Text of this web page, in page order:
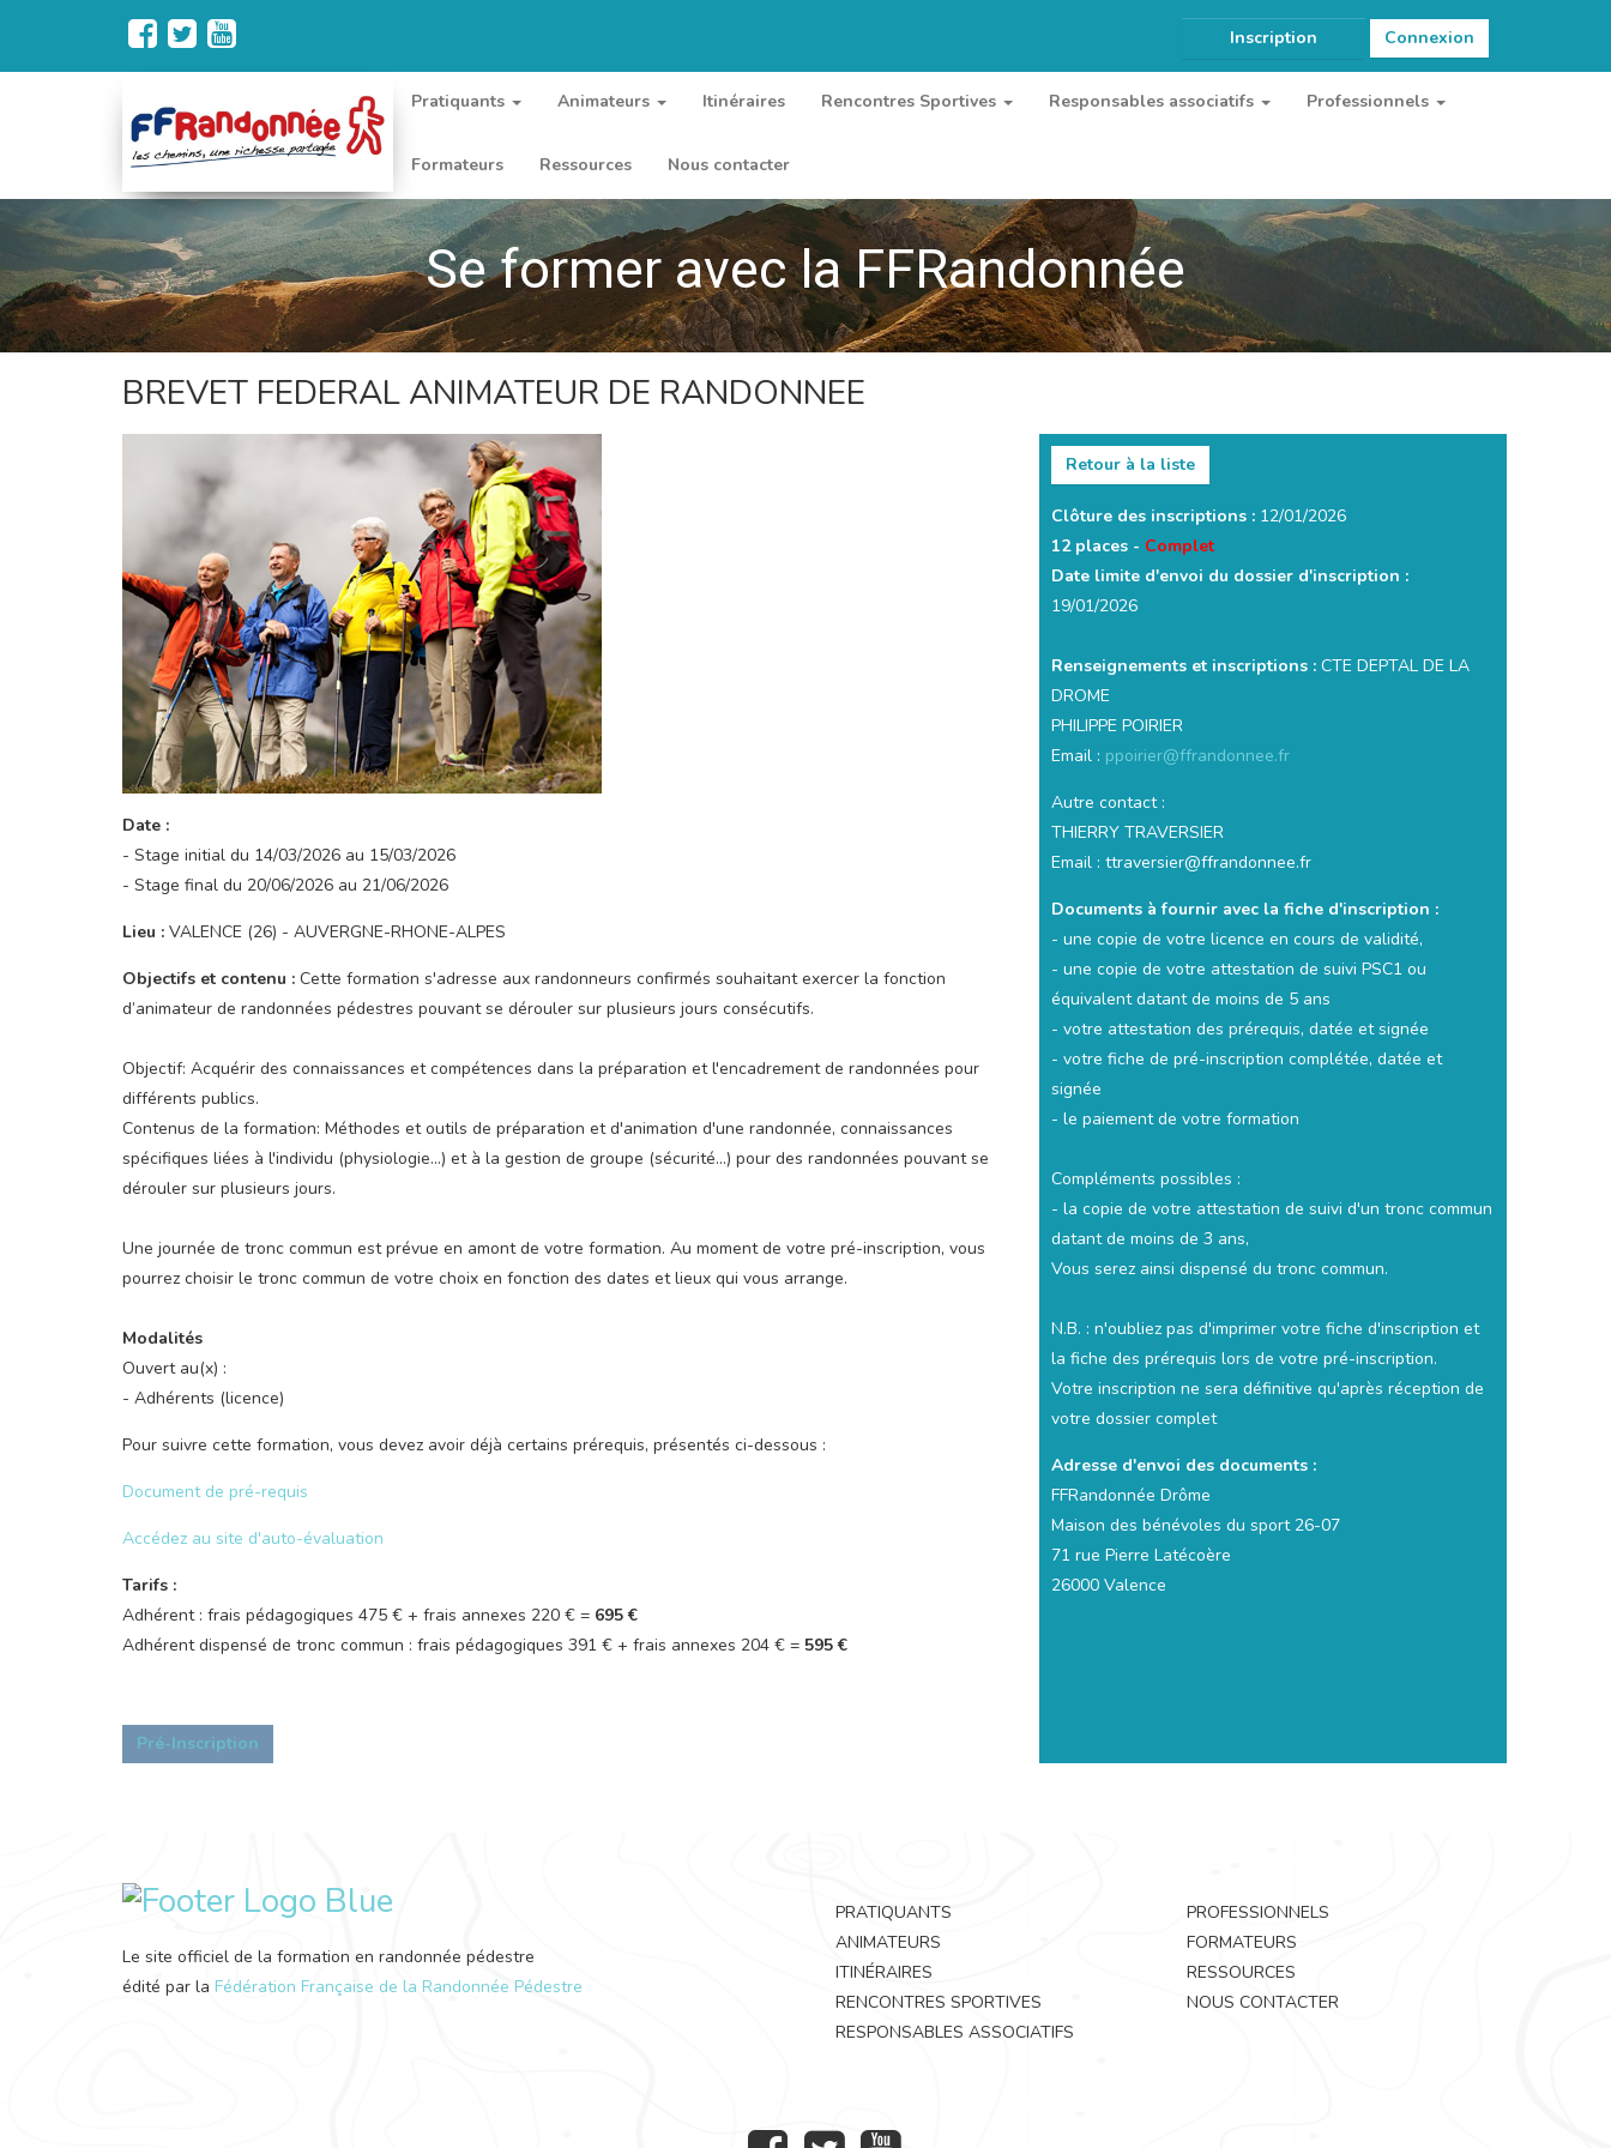
Inscription Connexion
Pratiquants Animateurs Itinéraires Rencontres Sportives Responsables associatifs Professionnels
Formateurs Ressources Nous contacter
Se former avec la FFRandonnée
BREVET FEDERAL ANIMATEUR DE RANDONNEE
Date :
- Stage initial du 14/03/2026 au 15/03/2026
- Stage final du 20/06/2026 au 21/06/2026
Lieu : VALENCE (26) - AUVERGNE-RHONE-ALPES
Objectifs et contenu : Cette formation s'adresse aux randonneurs confirmés souhaitant exercer la fonction
d’animateur de randonnées pédestres pouvant se dérouler sur plusieurs jours consécutifs.
Objectif: Acquérir des connaissances et compétences dans la préparation et l'encadrement de randonnées pour
différents publics.
Contenus de la formation: Méthodes et outils de préparation et d'animation d'une randonnée, connaissances
spécifiques liées à l'individu (physiologie...) et à la gestion de groupe (sécurité...) pour des randonnées pouvant se
dérouler sur plusieurs jours.
Une journée de tronc commun est prévue en amont de votre formation. Au moment de votre pré-inscription, vous
pourrez choisir le tronc commun de votre choix en fonction des dates et lieux qui vous arrange.
Modalités
Ouvert au(x) :
- Adhérents (licence)
Pour suivre cette formation, vous devez avoir déjà certains prérequis, présentés ci-dessous :
Document de pré-requis
Accédez au site d'auto-évaluation
Tarifs :
Adhérent : frais pédagogiques 475 € + frais annexes 220 € = 695 €
Adhérent dispensé de tronc commun : frais pédagogiques 391 € + frais annexes 204 € = 595 €
Pré-Inscription
Retour à la liste
Clôture des inscriptions : 12/01/2026
12 places - Complet
Date limite d'envoi du dossier d'inscription :
19/01/2026
Renseignements et inscriptions : CTE DEPTAL DE LA
DROME
PHILIPPE POIRIER
Email : ppoirier@ffrandonnee.fr
Autre contact :
THIERRY TRAVERSIER
Email : ttraversier@ffrandonnee.fr
Documents à fournir avec la fiche d'inscription :
- une copie de votre licence en cours de validité,
- une copie de votre attestation de suivi PSC1 ou
équivalent datant de moins de 5 ans
- votre attestation des prérequis, datée et signée
- votre fiche de pré-inscription complétée, datée et
signée
- le paiement de votre formation
Compléments possibles :
- la copie de votre attestation de suivi d'un tronc commun
datant de moins de 3 ans,
Vous serez ainsi dispensé du tronc commun.
N.B. : n'oubliez pas d'imprimer votre fiche d'inscription et
la fiche des prérequis lors de votre pré-inscription.
Votre inscription ne sera définitive qu'après réception de
votre dossier complet
Adresse d'envoi des documents :
FFRandonnée Drôme
Maison des bénévoles du sport 26-07
71 rue Pierre Latécoère
26000 Valence
Le site officiel de la formation en randonnée pédestre
édité par la Fédération Française de la Randonnée Pédestre
PRATIQUANTS
ANIMATEURS
ITINÉRAIRES
RENCONTRES SPORTIVES
RESPONSABLES ASSOCIATIFS
PROFESSIONNELS
FORMATEURS
RESSOURCES
NOUS CONTACTER